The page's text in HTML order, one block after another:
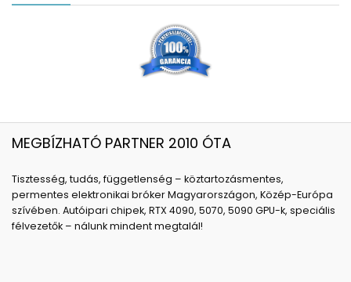
MEGBÍZHATÓ PARTNER 2010 ÓTA
Tisztesség, tudás, függetlenség – köztartozásmentes,
permentes elektronikai bróker Magyarországon, Közép-Európa
szívében. Autóipari chipek, RTX 4090, 5070, 5090 GPU-k, speciális
félvezetők – nálunk mindent megtalál!